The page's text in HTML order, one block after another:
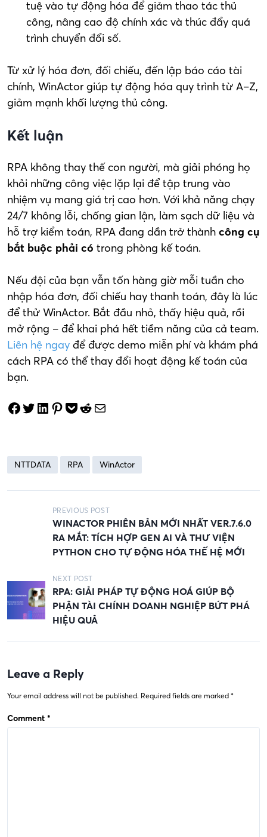
tuệ vào tự động hóa để giảm thao tác thủ
công, nâng cao độ chính xác và thúc đẩy quá
trình chuyển đổi số.
Từ xử lý hóa đơn, đối chiếu, đến lập báo cáo tài
chính, WinActor giúp tự động hóa quy trình từ A–Z,
giảm mạnh khối lượng thủ công.
Kết luận
RPA không thay thế con người, mà giải phóng họ
khỏi những công việc lặp lại để tập trung vào
nhiệm vụ mang giá trị cao hơn. Với khả năng chạy
24/7 không lỗi, chống gian lận, làm sạch dữ liệu và
hỗ trợ kiểm toán, RPA đang dần trở thành công cụ
bắt buộc phải có trong phòng kế toán.
Nếu đội của bạn vẫn tốn hàng giờ mỗi tuần cho
nhập hóa đơn, đối chiếu hay thanh toán, đây là lúc
để thử WinActor. Bắt đầu nhỏ, thấy hiệu quả, rồi
mở rộng – để khai phá hết tiềm năng của cả team.
Liên hệ ngay để được demo miễn phí và khám phá
cách RPA có thể thay đổi hoạt động kế toán của
bạn.
Share on Facebook Tweet on Twitter Share on LinkedIn Pin on Pinterest Save to pocket Share on Reddit Share via Email
NTTDATA RPA WinActor
n
a
v
i
a
t
o
PREVIOUS POST
WINACTOR PHIÊN BẢN MỚI NHẤT VER.7.6.0
RA MẮT: TÍCH HỢP GEN AI VÀ THƯ VIỆN
PYTHON CHO TỰ ĐỘNG HÓA THẾ HỆ MỚI
NEXT POST
RPA: GIẢI PHÁP TỰ ĐỘNG HOÁ GIÚP BỘ
PHẬN TÀI CHÍNH DOANH NGHIỆP BỨT PHÁ
HIỆU QUẢ
Leave a Reply
Your email address will not be published. Required fields are marked *
Comment *